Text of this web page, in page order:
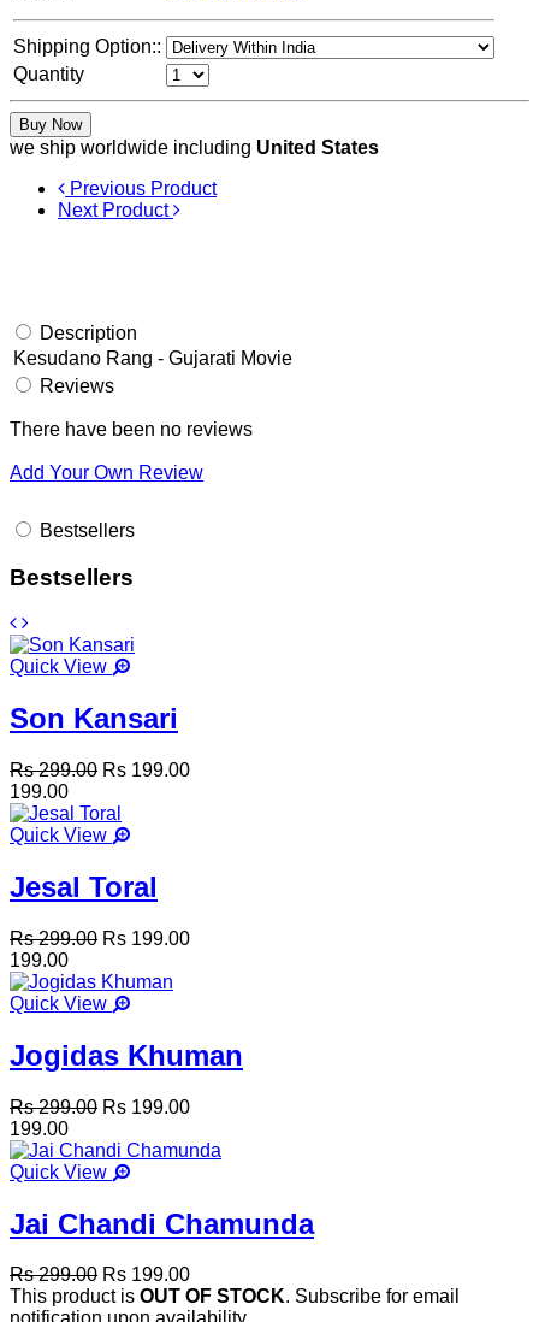
Shipping Option::
Quantity
Buy Now
we ship worldwide including United States
Previous Product
Next Product
Description
Kesudano Rang - Gujarati Movie
Reviews
There have been no reviews
Add Your Own Review
Bestsellers
Bestsellers
Quick View
Son Kansari
Rs 299.00 Rs 199.00
199.00
Quick View
Jesal Toral
Rs 299.00 Rs 199.00
199.00
Quick View
Jogidas Khuman
Rs 299.00 Rs 199.00
199.00
Quick View
Jai Chandi Chamunda
Rs 299.00 Rs 199.00
This product is OUT OF STOCK. Subscribe for email